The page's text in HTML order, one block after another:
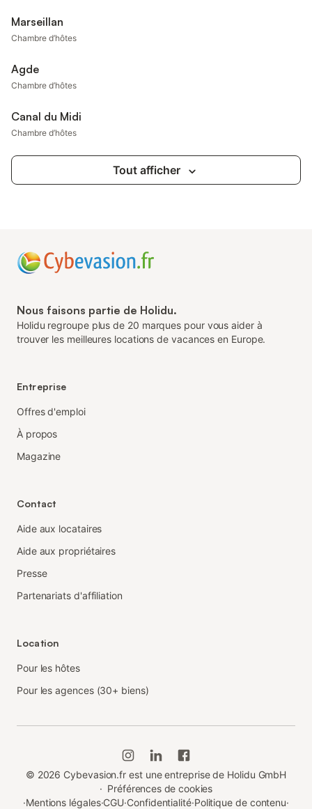
Marseillan
Chambre d’hôtes
Agde
Chambre d’hôtes
Canal du Midi
Chambre d’hôtes
Tout afficher
Nous faisons partie de Holidu.
Holidu regroupe plus de 20 marques pour vous aider à
trouver les meilleures locations de vacances en Europe.
Entreprise
Offres d'emploi
À propos
Magazine
Contact
Aide aux locataires
Aide aux propriétaires
Presse
Partenariats d'affiliation
Location
Pour les hôtes
Pour les agences (30+ biens)
© 2026 Cybevasion.fr est une entreprise de Holidu GmbH
· Préférences de cookies
·Mentions légales·CGU·Confidentialité·Politique de contenu·